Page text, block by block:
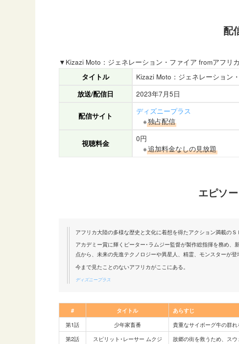
配
▼Kizazi Moto：ジェネレーション・ファイア fromアフリ
タイトル
Kizazi Moto：ジェネレーション
放送/配信日
2023年7月5日
配信サイト
ディズニープラス
※独占配信
視聴料金
0円
※追加料金なしの見放題
エピソ
アフリカ大陸の多様な歴史と文化に着想を得たアクション満載のＳ
アカデミー賞に輝くピーター･ラムジー監督が製作総指揮を務め
点から、未来の先進テクノロジーや異星人、精霊、モンスターが登
今まで見たことのないアフリカがここにある。
ディズニープラス
# タイトル
あらすじ
第1話
少年家畜番
貴重なサイボーグ牛の群
第2話
スピリット･レーサー ムクジ
故郷の街を救うため、ス